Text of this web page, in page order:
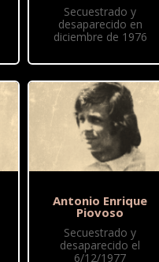
Secuestrado y
desaparecido en
diciembre de 1976
Antonio Enrique
Piovoso
Secuestrado y
desaparecido el
6/12/1977